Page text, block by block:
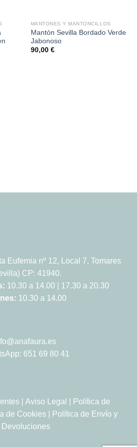
SIN EXISTENCIAS
MANTONES Y MANTONCILLOS
Mantón Sevilla Bordado Verde
Jabonoso
90,00 €
Eufemia nº 12, Local 7, Tomares
CP: 41940.
10.30 a 14.00 | 17.30 a 20.30
10.30 a 14.00
651 69 80 41
Aviso Legal
Política de
de Cookies
Política de Envío y
Devoluciones